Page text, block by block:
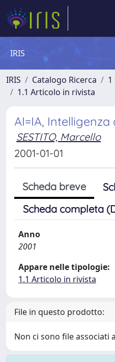
IRIS
IRIS Catalogo Ricerca
1
1.1 Articolo in rivista
AI=IA,
SESTITO, Marcello
2001-01-01
Scheda breve
Scheda completa
Anno
2001
Appare nelle tipologie:
1.1 Articolo in rivista
File in questo prodotto:
Non ci sono file associati